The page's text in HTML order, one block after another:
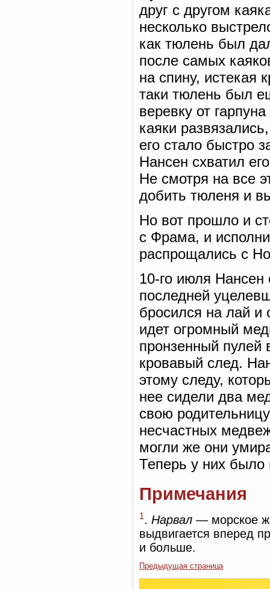
друг с другом
несколько
как тюлень был
после самых
на спину, истекая
таки тюлень был
веревку от
каяки
его стало быстро
Нансен схватил
Не смотря на все
добить тюленя и
Но вот прошло и
с Фрама, и
распрощались с
10-го июля Нансен
последней
бросился на лай и
идет огромный
пронзенный пулей
кровавый след.
этому следу,
нее сидели два
свою
несчастных
могли же они
Теперь у них было
Примечания
1. Нарвал — морское
выдвигается вперед
и больше.
Предыдущая страница